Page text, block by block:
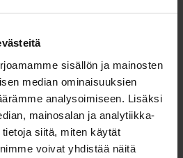
sisällön ja mainosten
median ominaisuuksien
analysoimiseen. Lisäksi
mainosalan ja analytiikka-
siitä, miten käytät
voivat yhdistää näitä